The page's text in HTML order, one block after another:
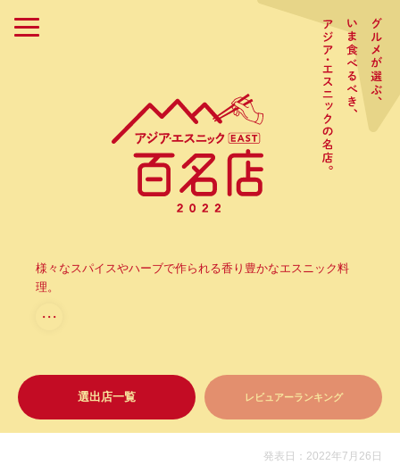
様々なスパイスやハーブで作られる香り豊かなエスニック料
理。
・・・
選出店一覧 レビュアーランキング
発表日：2022年7月26日